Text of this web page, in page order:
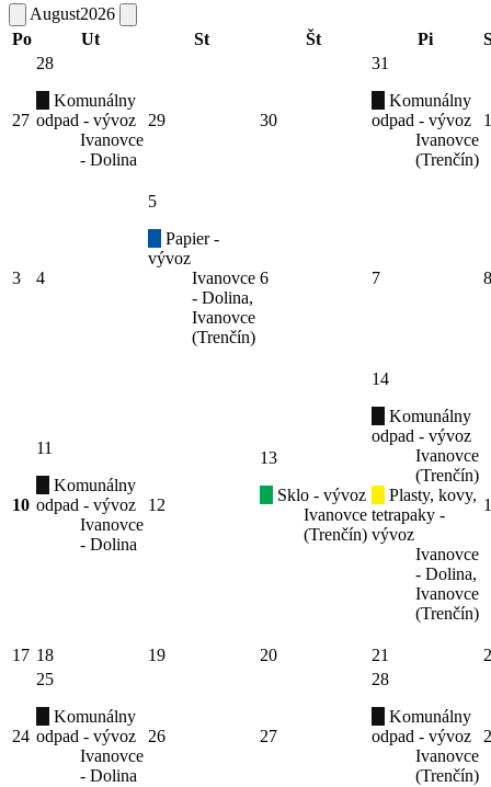
August2026
Po
Ut St Št Pi
27
28
Komunálny
odpad - vývoz
Ivanovce
- Dolina
29 30
31
Komunálny
odpad - vývoz
Ivanovce
(Trenčín)
1
3 4
5
Papier -
vývoz
Ivanovce
- Dolina,
Ivanovce
(Trenčín)
6 7 8
10
11
Komunálny
odpad - vývoz
Ivanovce
- Dolina
12
13
Sklo - vývoz
Ivanovce
(Trenčín)
14
Komunálny
odpad - vývoz
Ivanovce
(Trenčín)
Plasty, kovy,
tetrapaky -
vývoz
Ivanovce
- Dolina,
Ivanovce
(Trenčín)
17 18 19 20 21
24
25
Komunálny
odpad - vývoz
Ivanovce
- Dolina
26 27
28
Komunálny
odpad - vývoz
Ivanovce
(Trenčín)